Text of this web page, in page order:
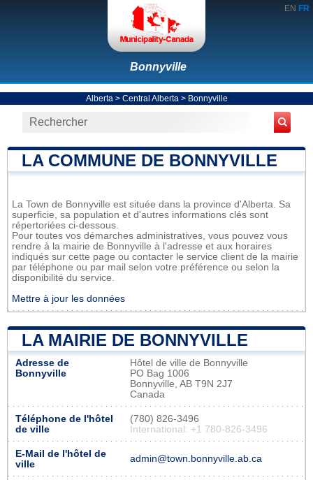
EN FR
Bonnyville
Alberta > Central Alberta > Bonnyville
LA COMMUNE DE BONNYVILLE
La Town de Bonnyville est située dans la province d'Alberta. Sa
superficie, sa population et d'autres informations clés sont
répertoriées ci-dessous.
Pour toutes vos démarches administratives, vous pouvez vous
rendre à la mairie de Bonnyville à l'adresse et aux horaires
indiqués sur cette page ou contacter le service client de la mairie
par téléphone ou par mail selon votre préférence ou selon la
disponibilité du service.
Mettre à jour les données
LA MAIRIE DE BONNYVILLE
Adresse de
Bonnyville
Hôtel de ville de Bonnyville
PO Bag 1006
Bonnyville, AB T9N 2J7
Canada
Téléphone de l'hôtel
de ville
(780) 826-3496
International: +1 780-826-3496
E-Mail de l'hôtel de
ville
admin@town.bonnyville.ab.ca